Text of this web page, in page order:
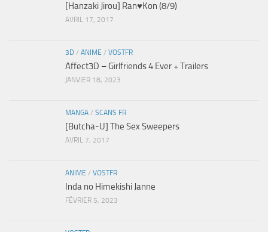
[Hanzaki Jirou] Ran♥Kon (8/9)
AVRIL 17, 2017
3D / ANIME / VOSTFR
Affect3D – Girlfriends 4 Ever + Trailers
JANVIER 18, 2023
MANGA / SCANS FR
[Butcha-U] The Sex Sweepers
AVRIL 7, 2017
ANIME / VOSTFR
Inda no Himekishi Janne
FÉVRIER 5, 2023